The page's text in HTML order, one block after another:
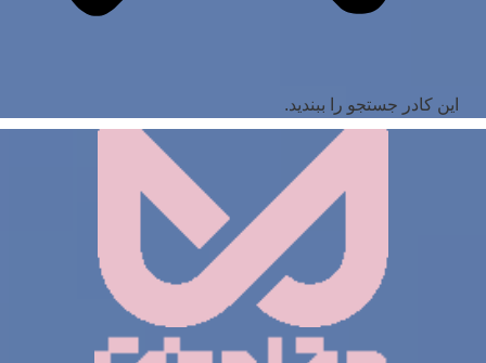
این کادر جستجو را ببندید.